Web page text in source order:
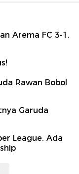
Arema FC 3-1,
Rawan Bobol
Garuda
League, Ada